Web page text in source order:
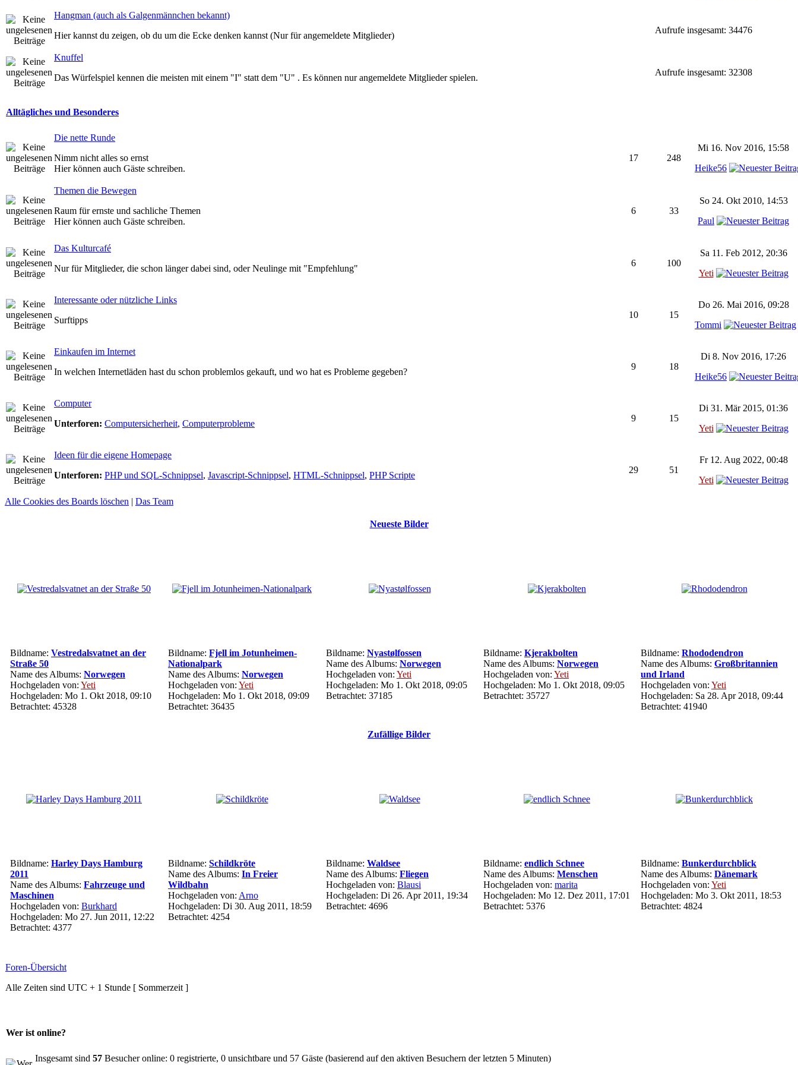
Hangman (auch als Galgenmännchen bekannt)
Hier kannst du zeigen, ob du um die Ecke denken kannst (Nur für angemeldete Mitglieder)
Aufrufe insgesamt: 34476
Knuffel
Das Würfelspiel kennen die meisten mit einem "I" statt dem "U" . Es können nur angemeldete Mitglieder spielen.
Aufrufe insgesamt: 32308
Alltägliches und Besonderes
Die nette Runde
Nimm nicht alles so ernst
Hier können auch Gäste schreiben.
17 248
Mi 16. Nov 2016, 15:58
Heike56
Themen die Bewegen
Raum für ernste und sachliche Themen
Hier können auch Gäste schreiben.
6 33
So 24. Okt 2010, 14:53
Paul
Das Kulturcafé
Nur für Mitglieder, die schon länger dabei sind, oder Neulinge mit "Empfehlung"
6 100
Sa 11. Feb 2012, 20:36
Yeti
Interessante oder nützliche Links
Surftipps
10 15
Do 26. Mai 2016, 09:28
Tommi
Einkaufen im Internet
In welchen Internetläden hast du schon problemlos gekauft, und wo hat es Probleme gegeben?
9 18
Di 8. Nov 2016, 17:26
Heike56
Computer
Unterforen: Computersicherheit, Computerprobleme
9 15
Di 31. Mär 2015, 01:36
Yeti
Ideen für die eigene Homepage
Unterforen: PHP und SQL-Schnippsel, Javascript-Schnippsel, HTML-Schnippsel, PHP Scripte
29 51
Fr 12. Aug 2022, 00:48
Yeti
Alle Cookies des Boards löschen | Das Team
Neueste Bilder
Bildname: Vestredalsvatnet an der
Straße 50
Name des Albums: Norwegen
Hochgeladen von: Yeti
Hochgeladen: Mo 1. Okt 2018, 09:10
Betrachtet: 45328
Bildname: Fjell im Jotunheimen-
Nationalpark
Name des Albums: Norwegen
Hochgeladen von: Yeti
Hochgeladen: Mo 1. Okt 2018, 09:09
Betrachtet: 36435
Bildname: Nyastølfossen
Name des Albums: Norwegen
Hochgeladen von: Yeti
Hochgeladen: Mo 1. Okt 2018, 09:05
Betrachtet: 37185
Bildname: Kjerakbolten
Name des Albums: Norwegen
Hochgeladen von: Yeti
Hochgeladen: Mo 1. Okt 2018, 09:05
Betrachtet: 35727
Bildname: Rhododendron
Name des Albums: Großbritannien
und Irland
Hochgeladen von: Yeti
Hochgeladen: Sa 28. Apr 2018, 09:44
Betrachtet: 41940
Zufällige Bilder
Bildname: Harley Days Hamburg
2011
Name des Albums: Fahrzeuge und
Maschinen
Hochgeladen von: Burkhard
Hochgeladen: Mo 27. Jun 2011, 12:22
Betrachtet: 4377
Bildname: Schildkröte
Name des Albums: In Freier
Wildbahn
Hochgeladen von: Arno
Hochgeladen: Di 30. Aug 2011, 18:59
Betrachtet: 4254
Bildname: Waldsee
Name des Albums: Fliegen
Hochgeladen von: Blausi
Hochgeladen: Di 26. Apr 2011, 19:34
Betrachtet: 4696
Bildname: endlich Schnee
Name des Albums: Menschen
Hochgeladen von: marita
Hochgeladen: Mo 12. Dez 2011, 17:01
Betrachtet: 5376
Bildname: Bunkerdurchblick
Name des Albums: Dänemark
Hochgeladen von: Yeti
Hochgeladen: Mo 3. Okt 2011, 18:53
Betrachtet: 4824
Foren-Übersicht
Alle Zeiten sind UTC + 1 Stunde [ Sommerzeit ]
Wer ist online?
Insgesamt sind 57 Besucher online: 0 registrierte, 0 unsichtbare und 57 Gäste (basierend auf den aktiven Besuchern der letzten 5 Minuten)